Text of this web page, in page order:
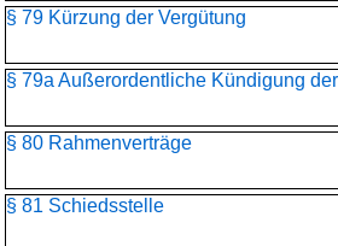
§ 79 Kürzung der Vergütung
§ 79a Außerordentliche Kündigung
§ 80 Rahmenverträge
§ 81 Schiedsstelle